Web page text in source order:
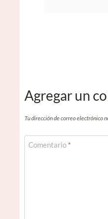
Agregar un
Tu dirección de correo electrónico
Comentario *